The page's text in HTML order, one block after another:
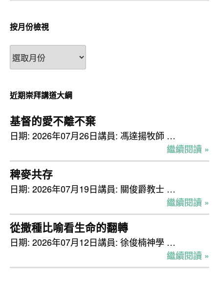
按月份檢視
按
月
檢
視
近期崇拜講道大綱
基督的愛不離不棄
日期: 2026年07月26日講員: 馮達揚牧師 …
繼續閱讀 »
稗麥共存
日期: 2026年07月19日講員: 關俊爵教士 …
繼續閱讀 »
從撒種比喻看生命的翻轉
日期: 2026年07月12日講員: 徐俊楠神學 …
繼續閱讀 »